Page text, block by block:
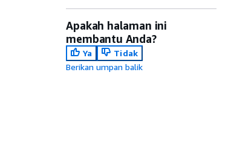
Apakah halaman ini
membantu Anda?
Ya
Tidak
Berikan umpan balik